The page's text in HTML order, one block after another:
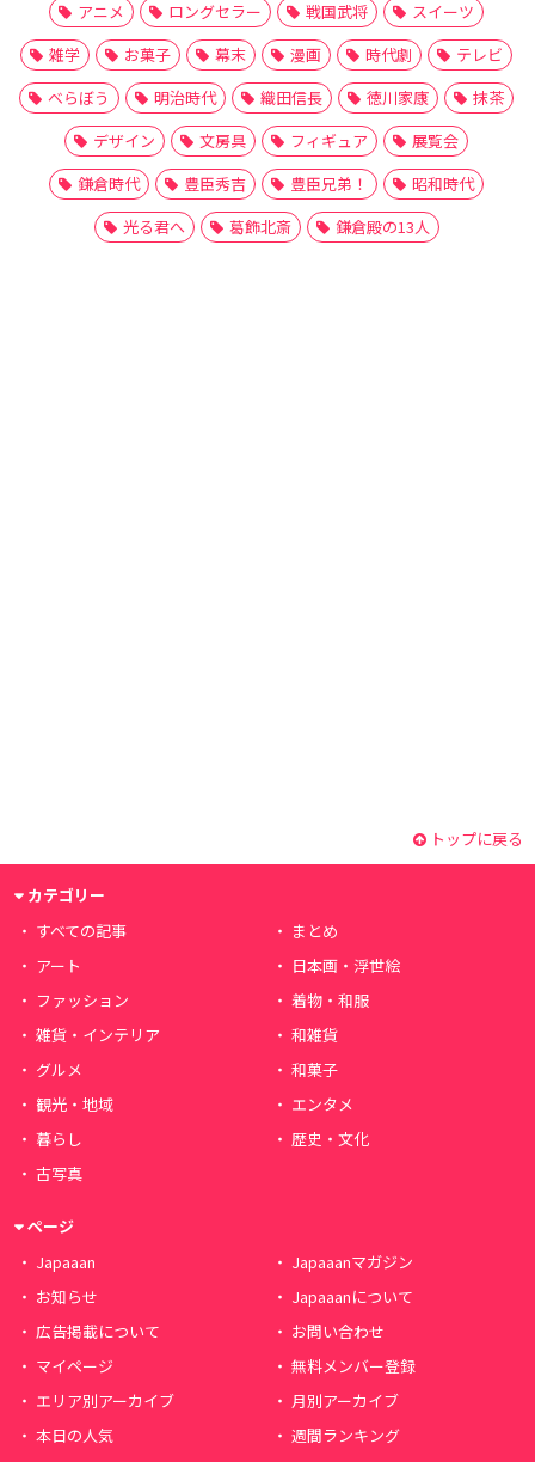
アニメ
ロングセラー 戦国武将
スイーツ
雑学
お菓子 幕末 漫画 時代劇
テレビ
べらぼう
明治時代 織田信長 徳川家康
抹茶
デザイン
文房具 フィギュア
展覧会
鎌倉時代
豊臣秀吉 豊臣兄弟！
昭和時代
光る君へ
葛飾北斎 鎌倉殿の13人
トップに戻る
カテゴリー
すべての記事
まとめ
アート
日本画・浮世絵
ファッション
着物・和服
雑貨・インテリア
和雑貨
グルメ
和菓子
観光・地域
エンタメ
暮らし
歴史・文化
古写真
ページ
Japaaan
Japaaanマガジン
お知らせ
Japaaanについて
広告掲載について
お問い合わせ
マイページ
無料メンバー登録
エリア別アーカイブ
月別アーカイブ
本日の人気
週間ランキング